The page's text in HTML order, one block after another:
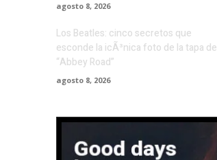
agosto 8, 2026
Los Beatles: cinco secretos que
esconde la icÃ³nica foto de la tapa de
“Abbey Road”
agosto 8, 2026